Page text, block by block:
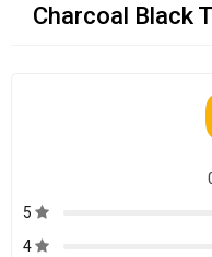
Charcoal Black
5
4